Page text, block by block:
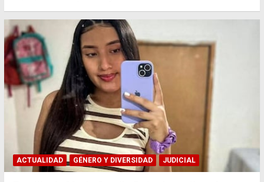
ACTUALIDAD GÉNERO Y DIVERSIDAD JUDICIAL